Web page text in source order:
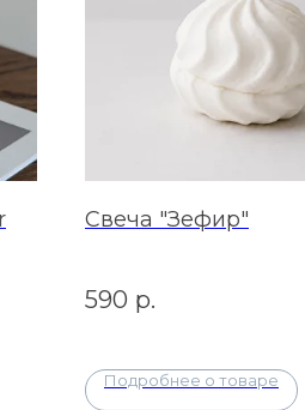
Свеча "Зефир"
590 р.
Подробнее о товаре